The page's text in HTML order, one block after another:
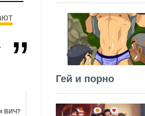
ВИЧ?
Гей и порно